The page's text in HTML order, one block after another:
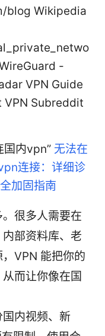
blog Wikipedia
-
VPN Guide
Subreddit
国内vpn” 无法在
连接：详细诊
加固指南
很多人需要在
部资料库、老
VPN 能把你的
而让你像在国
内视频、新